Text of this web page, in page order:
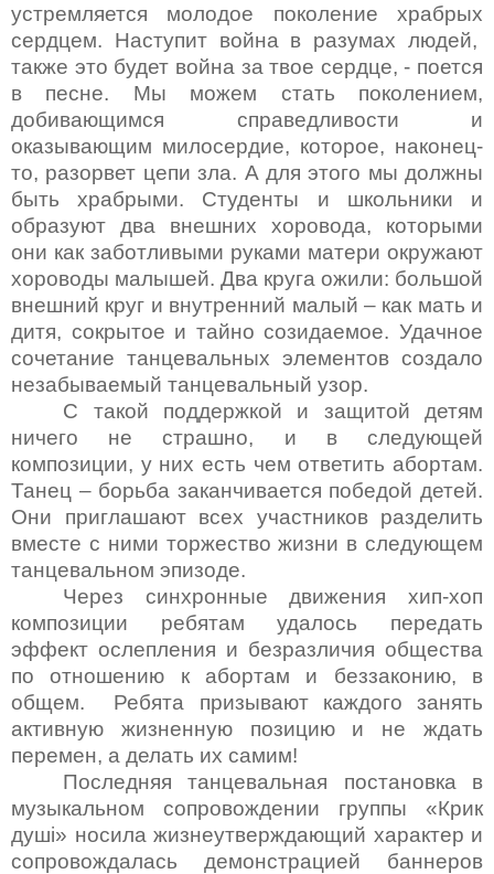
устремляется молодое поколение храбрых
сердцем. Наступит война в разумах людей,
также это будет война за твое сердце, - поется
в песне. Мы можем стать поколением,
добивающимся справедливости и
оказывающим милосердие, которое, наконец-
то, разорвет цепи зла. А для этого мы должны
быть храбрыми. Студенты и школьники и
образуют два внешних хоровода, которыми
они как заботливыми руками матери окружают
хороводы малышей. Два круга ожили: большой
внешний круг и внутренний малый – как мать и
дитя, сокрытое и тайно созидаемое. Удачное
сочетание танцевальных элементов создало
незабываемый танцевальный узор.
С такой поддержкой и защитой детям
ничего не страшно, и в следующей
композиции, у них есть чем ответить абортам.
Танец – борьба заканчивается победой детей.
Они приглашают всех участников разделить
вместе с ними торжество жизни в следующем
танцевальном эпизоде.
Через синхронные движения хип-хоп
композиции ребятам удалось передать
эффект ослепления и безразличия общества
по отношению к абортам и беззаконию, в
общем. Ребята призывают каждого занять
активную жизненную позицию и не ждать
перемен, а делать их самим!
Последняя танцевальная постановка в
музыкальном сопровождении группы «Крик
душі» носила жизнеутверждающий характер и
сопровождалась демонстрацией баннеров